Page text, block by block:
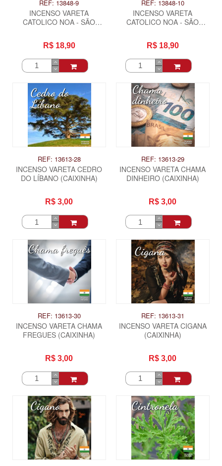
REF: 13848-9
INCENSO VARETA
CATOLICO NOA - SÃO
R$ 18,90
REF: 13848-10
INCENSO VARETA
CATOLICO NOA - SÃO
R$ 18,90
REF: 13613-28
INCENSO VARETA CEDRO
DO LÍBANO (CAIXINHA)
R$ 3,00
REF: 13613-29
INCENSO VARETA CHAMA
DINHEIRO (CAIXINHA)
R$ 3,00
REF: 13613-30
INCENSO VARETA CHAMA
FREGUES (CAIXINHA)
R$ 3,00
REF: 13613-31
INCENSO VARETA CIGANA
(CAIXINHA)
R$ 3,00